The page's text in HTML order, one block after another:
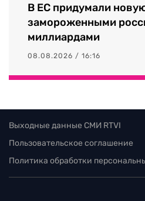
В ЕС придумали
замороженными
миллиардами
08.08.2026 / 16:16
Выходные данные СМИ RTVI
Пользовательское соглашение
Политика обработки